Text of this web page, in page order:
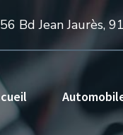
Bd Jean Jaurès,